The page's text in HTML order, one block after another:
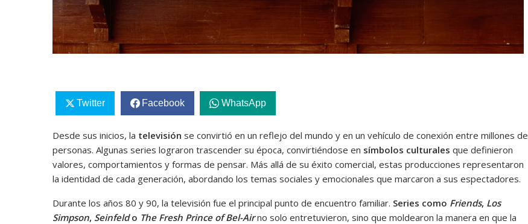
Twitter Facebook WhatsApp
Desde sus inicios, la televisión se convirtió en un reflejo del mundo y en un vehículo de conexión entre millones de
personas. Algunas series lograron trascender su época, convirtiéndose en símbolos culturales que definieron
valores, comportamientos y formas de pensar. Más allá de su éxito comercial, estas producciones representaron
la identidad de cada generación, abordando los temas sociales y emocionales que marcaron a sus espectadores.
Durante los años 80 y 90, la televisión fue el principal punto de encuentro familiar. Series como Friends, Los
Simpson, Seinfeldo The Fresh Prince of Bel-Airno solo entretuvieron, sino que moldearon la manera en que la